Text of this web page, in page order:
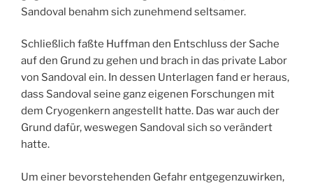
Sandoval benahm sich zunehmend seltsamer.
Schließlich faßte Huffman den Entschluss der Sache
auf den Grund zu gehen und brach in das private Labor
von Sandoval ein. In dessen Unterlagen fand er heraus,
dass Sandoval seine ganz eigenen Forschungen mit
dem Cryogenkern angestellt hatte. Das war auch der
Grund dafür, weswegen Sandoval sich so verändert
hatte.
Um einer bevorstehenden Gefahr entgegenzuwirken,